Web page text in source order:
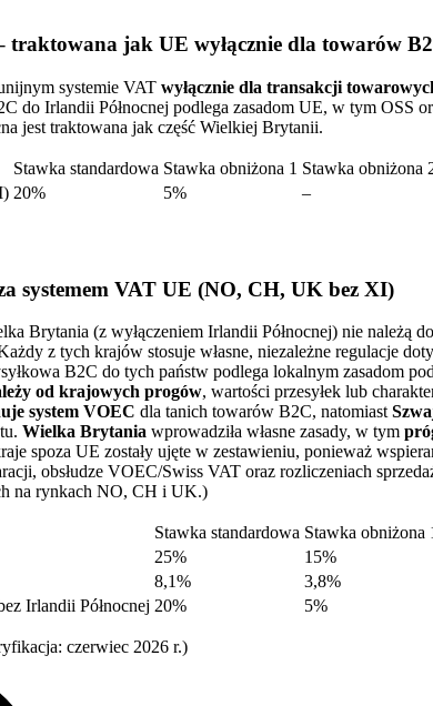
traktowana jak UE wyłącznie dla towarów
systemie VAT wyłącznie dla transakcji
do Irlandii Północnej podlega zasadom UE, w tym OSS
jest traktowana jak część Wielkiej Brytanii.
Stawka standardowa Stawka obniżona 1 Stawka obniżona
20% 5% –
systemem VAT UE (NO, CH, UK bez XI)
Brytania (z wyłączeniem Irlandii Północnej) nie należą
z tych krajów stosuje własne, niezależne regulacje
B2C do tych państw podlega lokalnym zasadom
od krajowych progów, wartości przesyłek lub
system VOEC dla tanich towarów B2C, natomiast
Wielka Brytania wprowadziła własne zasady, w tym
spoza UE zostały ujęte w zestawieniu, ponieważ
obsłudze VOEC/Swiss VAT oraz rozliczeniach
na rynkach NO, CH i UK.)
Stawka standardowa Stawka obniżona
25% 15%
8,1% 3,8%
Irlandii Północnej 20% 5%
czerwiec 2026 r.)